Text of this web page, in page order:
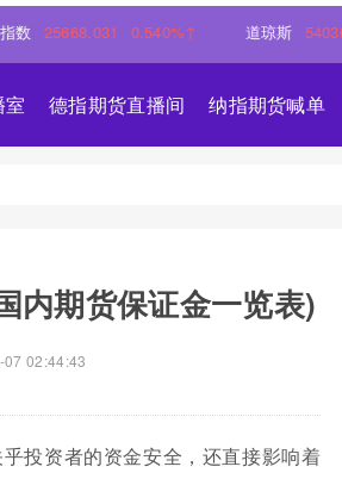
0.540%↑ 54036.9297
室 德指期货直播间 纳指期货喊单
内期货保证金一览表)
02:44:43
投资者的资金安全，还直接影响着